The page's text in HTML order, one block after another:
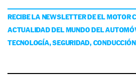
RECIBE LA NEWSLETTER DE EL MOTOR
ACTUALIDAD DEL MUNDO DEL
TECNOLOGÍA, SEGURIDAD,